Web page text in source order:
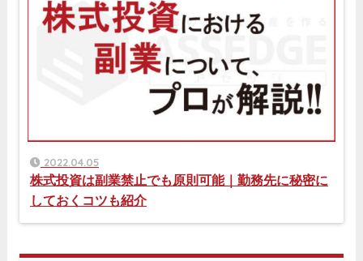
2022.04.05
株式投資は副業禁止でも原則可能｜勤務先に秘密に
しておくコツも紹介